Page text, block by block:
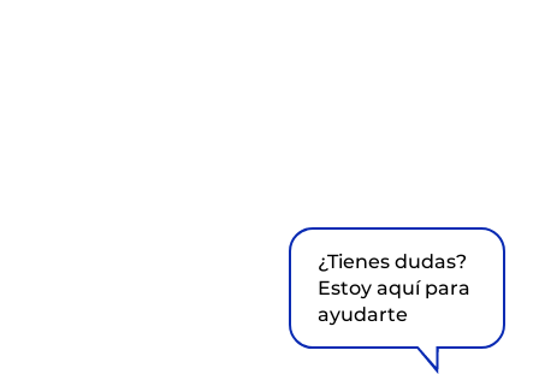
¿Tienes dudas?
Estoy aquí para
ayudarte